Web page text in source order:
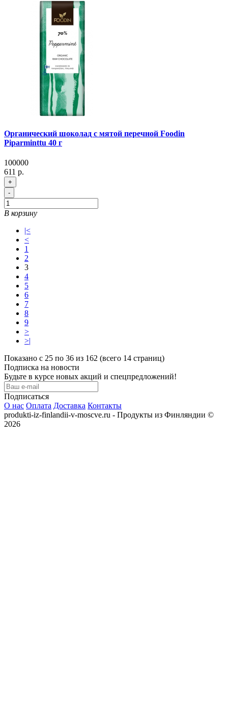
Органический шоколад с мятой перечной Foodin
Piparminttu 40 г
100000
611 р.
+
-
В корзину
|<
<
1
2
3
4
5
6
7
8
9
>
>|
Показано с 25 по 36 из 162 (всего 14 страниц)
Подписка на новости
Будьте в курсе новых акций и спецпредложений!
Подписаться
О нас Оплата Доставка Контакты
produkti-iz-finlandii-v-moscve.ru - Продукты из Финляндии ©
2026